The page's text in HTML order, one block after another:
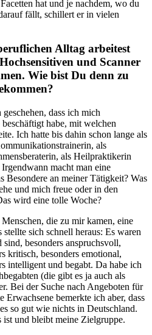
hat und je nachdem, wo du
fällt, schillert er in vielen
Alltag arbeitest
und Scanner
Wie bist Du denn zu
dass ich mich
habe, mit welchen
Ich hatte bis dahin schon lange als
als
als Heilpraktikerin
macht man eine
Besondere an meiner Tätigkeit? Was
und mich freue oder in den
wird eine tolle Woche?
die zu mir kamen, eine
sich schnell heraus: Es waren
sind, besonders anspruchsvoll,
kritisch, besonders emotional,
intelligent und begabt. Da habe ich
(die gibt es ja auch als
Bei der Suche nach Angeboten für
Erwachsene bemerkte ich aber, dass
so gut wie nichts in Deutschland.
ist und bleibt meine Zielgruppe.